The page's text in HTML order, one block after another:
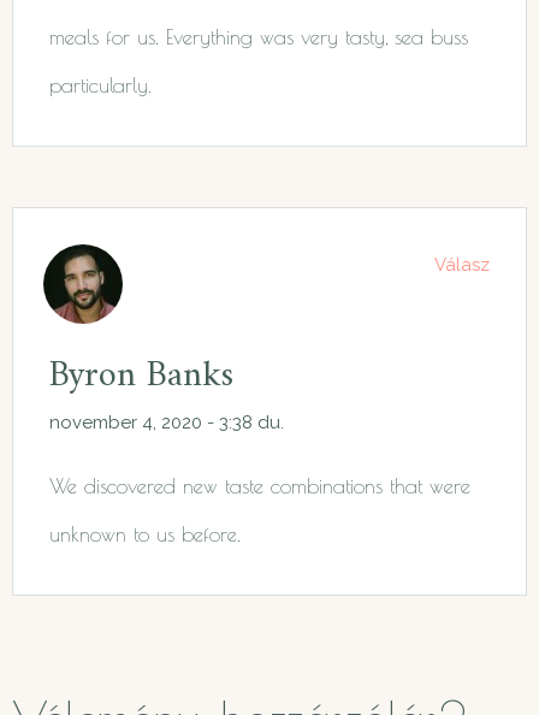
meals for us. Everything was very tasty, sea buss
particularly.
Byron Banks
november 4, 2020 - 3:38 du.
We discovered new taste combinations that were
unknown to us before.
Válasz